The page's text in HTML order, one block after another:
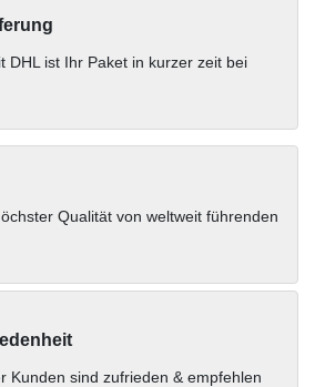
DHL ist Ihr Paket in kurzer zeit bei
Qualität von weltweit führenden
Kunden sind zufrieden & empfehlen